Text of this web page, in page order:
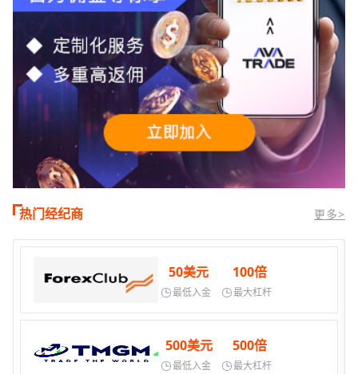
热门经纪商 更多>
10美元
最低入金
200倍
最大杠杆
80美元
最低入金
888倍
最大杠杆